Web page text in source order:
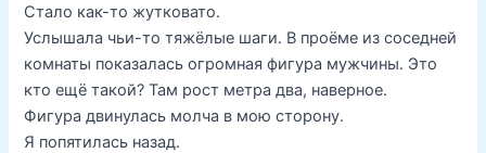
Стало как-то жутковато.
Услышала чьи-то тяжёлые шаги. В проёме из соседней
комнаты показалась огромная фигура мужчины. Это
кто ещё такой? Там рост метра два, наверное.
Фигура двинулась молча в мою сторону.
Я попятилась назад.